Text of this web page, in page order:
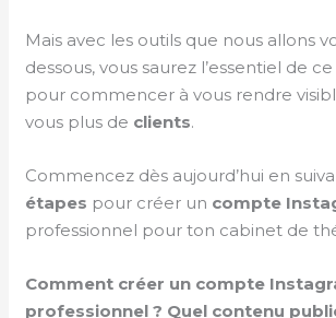
Mais avec les outils que nous allons
dessous, vous saurez l’essentiel de ce
pour commencer à vous rendre
vous plus de clients.
Commencez dès aujourd’hui en
étapes pour créer un compte
professionnel pour ton cabinet de
Comment créer un compte
professionnel ? Quel contenu